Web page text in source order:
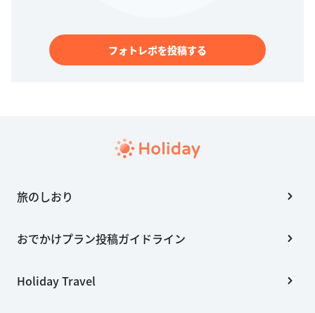
フォトレポを投稿する
旅のしおり
おでかけプラン投稿ガイドライン
Holiday Travel